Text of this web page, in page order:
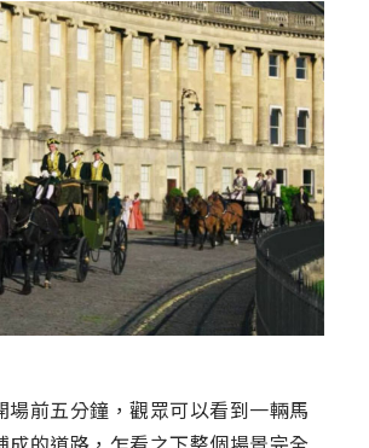
場前五分鐘，觀眾可以看到一輛馬